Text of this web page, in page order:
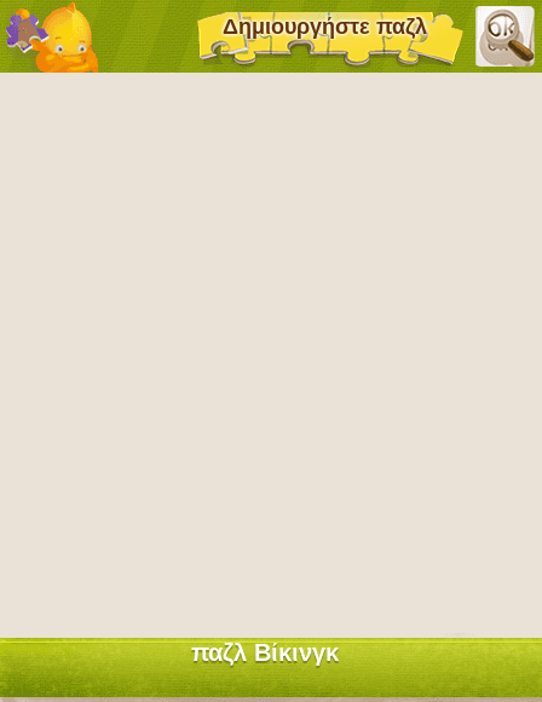
Δημιουργήστε παζλ
παζλ Βίκινγκ